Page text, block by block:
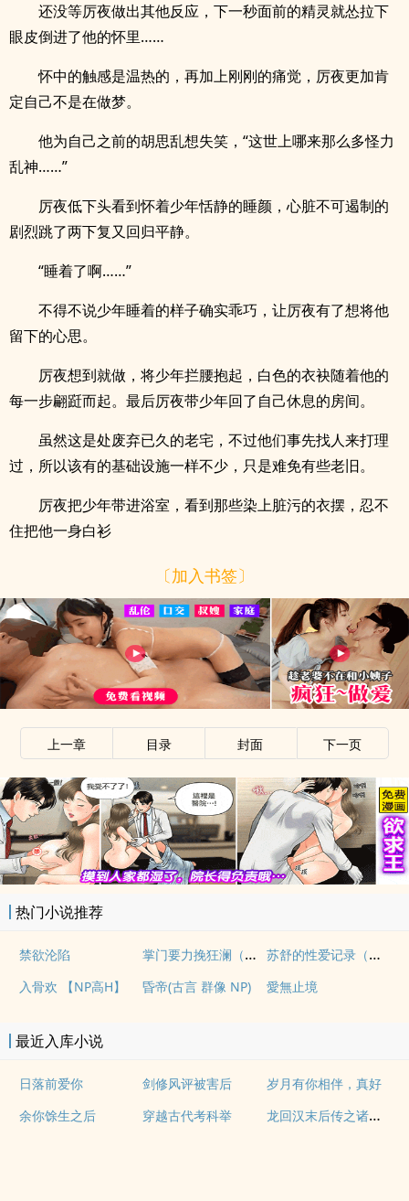
还没等厉夜做出其他反应，下一秒面前的精灵就怂拉下
眼皮倒进了他的怀里……
怀中的触感是温热的，再加上刚刚的痛觉，厉夜更加肯
定自己不是在做梦。
他为自己之前的胡思乱想失笑，“这世上哪来那么多怪力
乱神……”
厉夜低下头看到怀着少年恬静的睡颜，心脏不可遏制的
剧烈跳了两下复又回归平静。
“睡着了啊……”
不得不说少年睡着的样子确实乖巧，让厉夜有了想将他
留下的心思。
厉夜想到就做，将少年拦腰抱起，白色的衣袂随着他的
每一步翩跹而起。最后厉夜带少年回了自己休息的房间。
虽然这是处废弃已久的老宅，不过他们事先找人来打理
过，所以该有的基础设施一样不少，只是难免有些老旧。
厉夜把少年带进浴室，看到那些染上脏污的衣摆，忍不
住把他一身白衫
〔加入书签〕
上一章 目录 封面 下一页
热门小说推荐
禁欲沦陷 掌门要力挽狂澜（重生NPH) 苏舒的性爱记录（高H）
入骨欢 【NP高H】 昏帝(古言 群像 NP) 愛無止境
最近入库小说
日落前爱你 剑修风评被害后
岁月有你相伴，真好
余你馀生之后
穿越古代考科举 龙回汉末后传之诸神战纪